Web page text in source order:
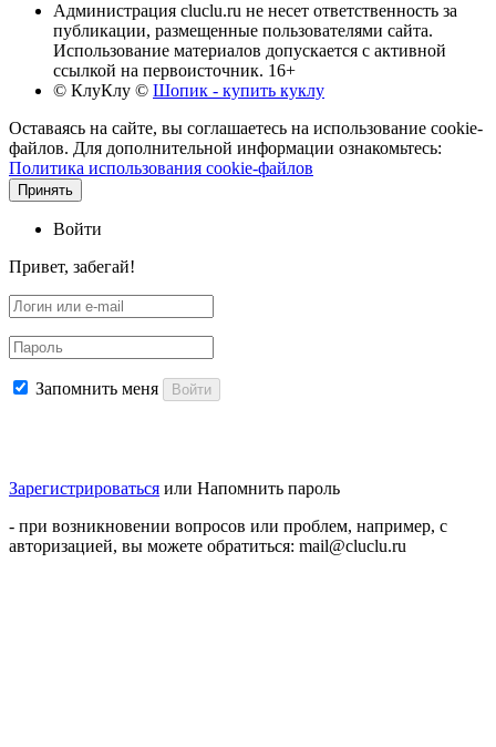
Администрация cluclu.ru не несет ответственность за
публикации, размещенные пользователями сайта.
Использование материалов допускается с активной
ссылкой на первоисточник. 16+
© КлуКлу © Шопик - купить куклу
Оставаясь на сайте, вы соглашаетесь на использование cookie-
файлов. Для дополнительной информации ознакомьтесь:
Политика использования cookie-файлов
Принять
Войти
Привет, забегай!
Запомнить меня Войти
Зарегистрироваться или Напомнить пароль
- при возникновении вопросов или проблем, например, с
авторизацией, вы можете обратиться: mail@cluclu.ru